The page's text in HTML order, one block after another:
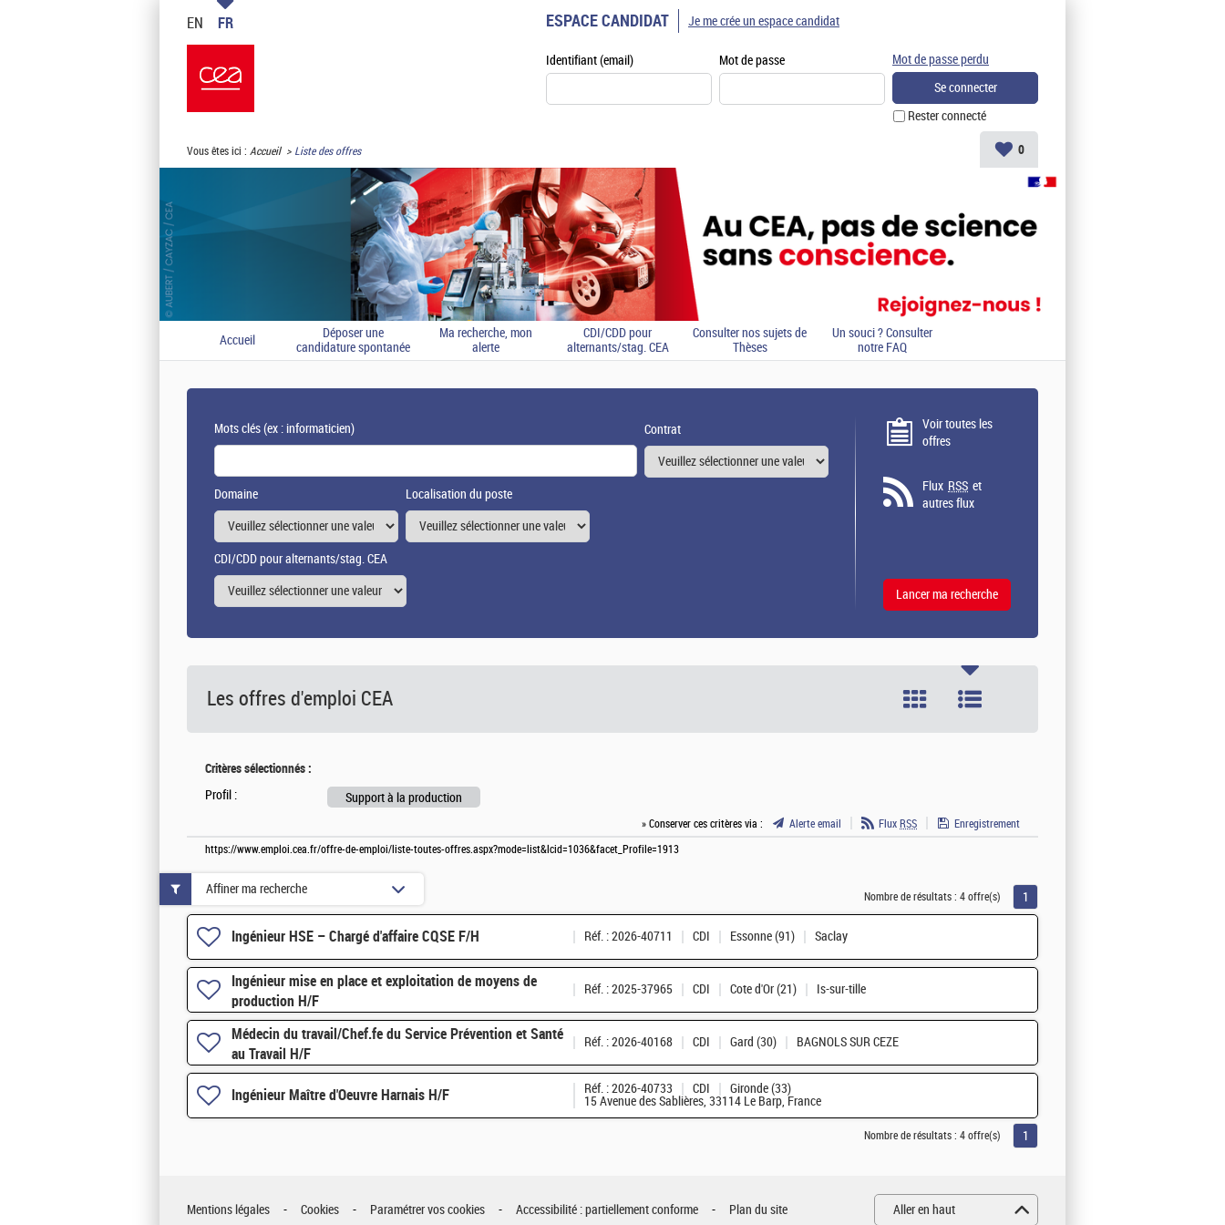
EN FR ESPACE CANDIDAT
Identifiant (email) Mot de passe
Rester connecté
Mot de passe perdu
Je me crée un espace candidat
Vous êtes ici : Accueil Liste des offres 0
Accueil
Déposer une
candidature spontanée
Ma recherche, mon
alerte
CDI/CDD pour
alternants/stag. CEA
Consulter nos sujets de
Thèses
Un souci ? Consulter
notre FAQ
Mots clés(ex : informaticien) Contrat
Domaine Localisation du poste
CDI/CDD pour alternants/stag. CEA
Voir toutes les
offres
Flux RSS et
autres flux
Les offres d'emploi CEA
Critères sélectionnés :
Profil : Support à la production
» Conserver ces critères via : Alerte email Flux RSS
Enregistrement
https://www.emploi.cea.fr/offre-de-emploi/liste-toutes-offres.aspx?mode=list&lcid=1036&facet_Profile=1913
Nombre de résultats : 4 offre(s) 1
Ingénieur HSE – Chargé d'affaire CQSE F/H Réf. : 2026-40711 CDI Essonne (91) Saclay
Ingénieur mise en place et exploitation de moyens de
production H/F
Réf. : 2025-37965 CDI Cote d'Or (21) Is-sur-tille
Médecin du travail/Chef.fe du Service Prévention et Santé
au Travail H/F
Réf. : 2026-40168 CDI Gard (30) BAGNOLS SUR CEZE
Ingénieur Maître d'Oeuvre Harnais H/F Réf. : 2026-40733 CDI
Gironde (33)
15 Avenue des Sablières, 33114 Le Barp, France
Affiner ma recherche
Nombre de résultats : 4 offre(s) 1
Mentions légales Cookies Paramétrer vos cookies Accessibilité : partiellement conforme Plan du site Aller en haut